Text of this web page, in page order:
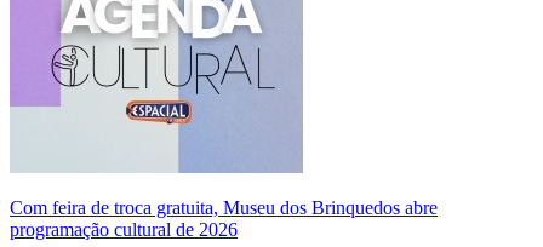
Com feira de troca gratuita, Museu dos Brinquedos abre
programação cultural de 2026